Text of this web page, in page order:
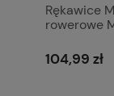
Rękawice
rowerowe
104,99 zł